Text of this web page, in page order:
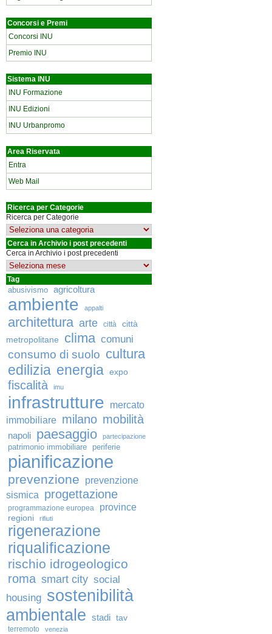
Concorsi e Premi
Concorsi INU
Premio INU
Sistema INU
INU Formazione
INU Edizioni
INU Urbanpromo
Area Riservata
Entra
Web Mail
Ricerca per Categorie
Ricerca per Categorie
Cerca in Archivio i post precedenti
Cerca in Archivio i post precedenti
Tag
abusivismo agricoltura
ambiente appalti
architettura arte città
città
metropolitane
clima comuni
consumo di suolo cultura
edilizia energia expo
fiscalità imu
infrastrutture
mercato
immobiliare milano mobilità
napoli paesaggio partecipazione
patrimonio immobiliare periferie
pianificazione
prevenzione
prevenzione
sismica
progettazione
programmazione europea province
regioni rifiuti
rigenerazione
riqualificazione
rischio idrogeologico
roma smart city social
housing sostenibilità
ambientale stadi tav
terremoto venezia